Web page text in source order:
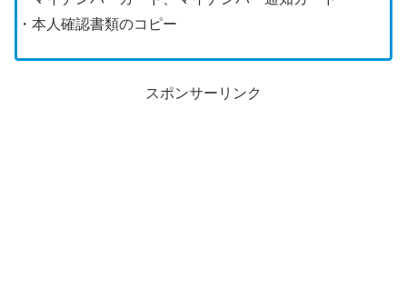
・本人確認書類のコピー
スポンサーリンク